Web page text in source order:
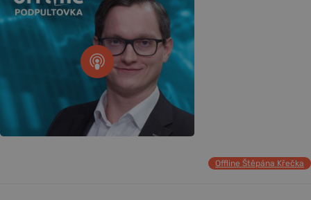
Offline Štěpána Křečka